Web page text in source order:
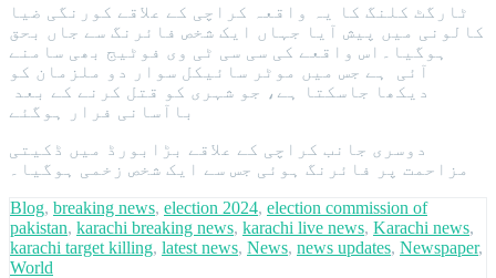
ٹارگٹ کلنگ کا یہ واقعہ کراچی کے علاقے کورنگی ضیا
کالونی میں پیش آیا جہاں ایک شخص فائرنگ سے جاں بحق
ہوگیا۔اس واقعے کی سی سی ٹی وی فوٹیج بھی سامنے
آئی ہے جس میں موٹر سائیکل سوار دو ملزمان کو
دیکھا جاسکتا ہے، جو شہری کو قتل کرنے کے بعد
باآسانی فرار ہوگئے
دوسری جانب کراچی کے علاقے بڑابورڈ میں ڈکیتی
مزاحمت پر فائرنگ ہوئی جس سے ایک شخص زخمی ہوگیا۔
Blog, breaking news, election 2024, election commission of
pakistan, karachi breaking news, karachi live news, Karachi news,
karachi target killing, latest news, News, news updates, Newspaper,
World